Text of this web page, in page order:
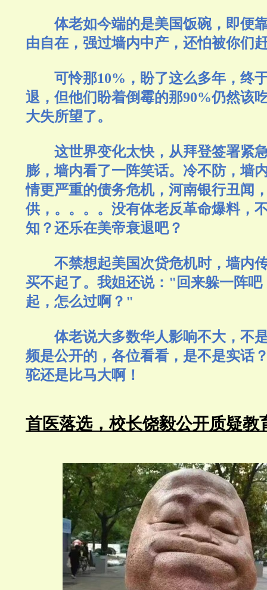
体老如今端的是美国饭碗，即便
由自在，强过墙内中产，还怕被你们
可怜那10%，盼了这么多年，终
退，但他们盼着倒霉的那90%仍然该
大失所望了。
这世界变化太快，从拜登签署紧
膨，墙内看了一阵笑话。冷不防，墙
情更严重的债务危机， 河南银行丑闻
供，。。。。没有体老反革命爆料，
知？还乐在美帝衰退吧？
不禁想起美国次贷危机时，墙内
买不起了。我姐还说："回来躲一阵吧
起，怎么过啊？"
体老说大多数华人影响不大，不
频是公开的，各位看看，是不是实话
驼还是比马大啊！
首医落选，校长饶毅公开质疑教